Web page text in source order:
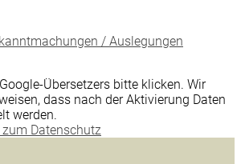
/ Auslegungen
Übersetzers bitte klicken. Wir
dass nach der Aktivierung Daten
werden.
Datenschutz